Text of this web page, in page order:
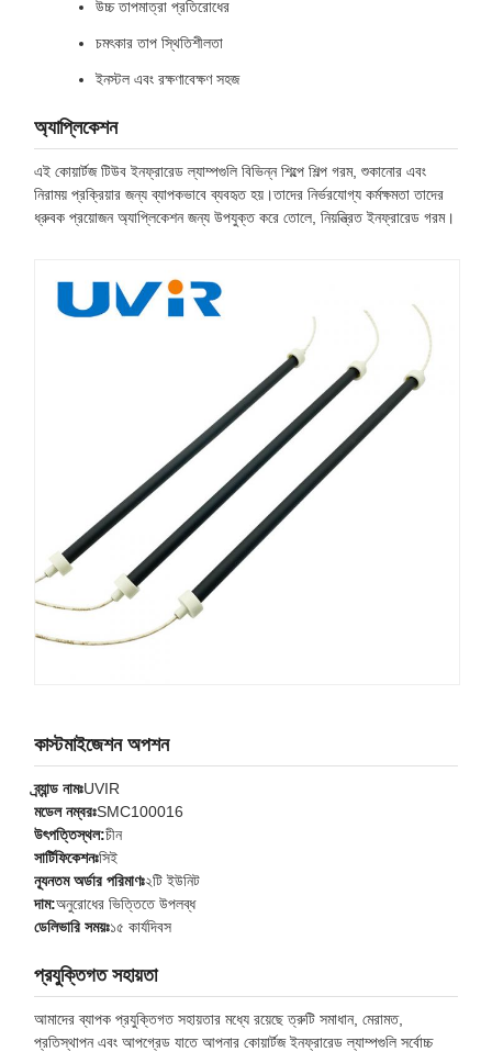
উচ্চ তাপমাত্রা প্রতিরোধের
চমৎকার তাপ স্থিতিশীলতা
ইনস্টল এবং রক্ষণাবেক্ষণ সহজ
অ্যাপ্লিকেশন
এই কোয়ার্টজ টিউব ইনফ্রারেড ল্যাম্পগুলি বিভিন্ন শিল্পে শিল্প গরম, শুকানোর এবং
নিরাময় প্রক্রিয়ার জন্য ব্যাপকভাবে ব্যবহৃত হয়।তাদের নির্ভরযোগ্য কর্মক্ষমতা তাদের
ধ্রুবক প্রয়োজন অ্যাপ্লিকেশন জন্য উপযুক্ত করে তোলে, নিয়ন্ত্রিত ইনফ্রারেড গরম।
কাস্টমাইজেশন অপশন
ব্র্যান্ড নামঃUVIR
মডেল নম্বরঃSMC100016
উৎপত্তিস্থল:চীন
সার্টিফিকেশনঃসিই
ন্যূনতম অর্ডার পরিমাণঃ২টি ইউনিট
দাম:অনুরোধের ভিত্তিতে উপলব্ধ
ডেলিভারি সময়ঃ১৫ কার্যদিবস
প্রযুক্তিগত সহায়তা
আমাদের ব্যাপক প্রযুক্তিগত সহায়তার মধ্যে রয়েছে ত্রুটি সমাধান, মেরামত,
প্রতিস্থাপন এবং আপগ্রেড যাতে আপনার কোয়ার্টজ ইনফ্রারেড ল্যাম্পগুলি সর্বোচ্চ